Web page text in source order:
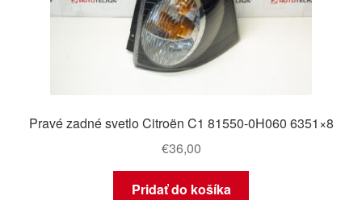
Pravé zadné svetlo Citroën C1 81550-0H060 6351×8
€36,00
Pridať do košíka